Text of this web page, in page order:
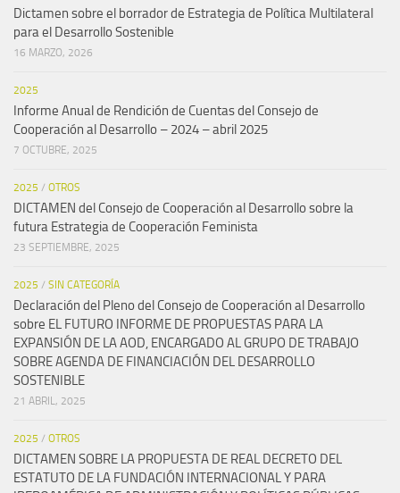
Dictamen sobre el borrador de Estrategia de Política Multilateral
para el Desarrollo Sostenible
16 MARZO, 2026
2025
Informe Anual de Rendición de Cuentas del Consejo de
Cooperación al Desarrollo – 2024 – abril 2025
7 OCTUBRE, 2025
2025 / OTROS
DICTAMEN del Consejo de Cooperación al Desarrollo sobre la
futura Estrategia de Cooperación Feminista
23 SEPTIEMBRE, 2025
2025 / SIN CATEGORÍA
Declaración del Pleno del Consejo de Cooperación al Desarrollo
sobre EL FUTURO INFORME DE PROPUESTAS PARA LA
EXPANSIÓN DE LA AOD, ENCARGADO AL GRUPO DE TRABAJO
SOBRE AGENDA DE FINANCIACIÓN DEL DESARROLLO
SOSTENIBLE
21 ABRIL, 2025
2025 / OTROS
DICTAMEN SOBRE LA PROPUESTA DE REAL DECRETO DEL
ESTATUTO DE LA FUNDACIÓN INTERNACIONAL Y PARA